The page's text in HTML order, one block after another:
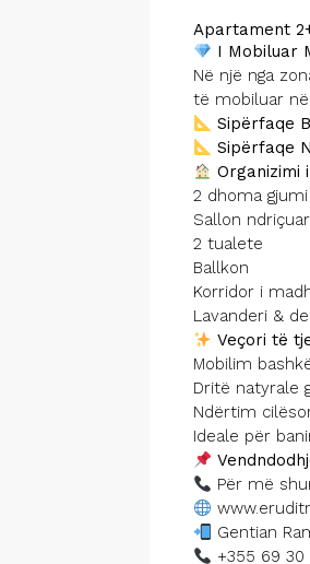
Apartament
I Mobiluar
Në një nga
të mobiluar
Sipërfaqe
Sipërfaqe
Organizimi
2 dhoma
Sallon
2 tualete
Ballkon
Korridor i
Lavanderi &
Veçori të
Mobilim
Dritë natyrale
Ndërtim
Ideale për
Për më
Gentian
+355 69 30